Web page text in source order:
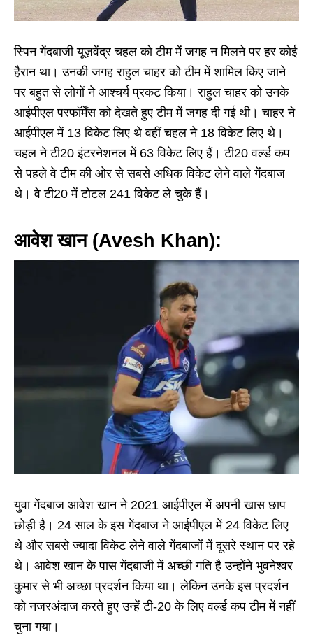
स्पिन गेंदबाजी यूज़वेंद्र चहल को टीम में जगह न मिलने पर हर कोई
हैरान था। उनकी जगह राहुल चाहर को टीम में शामिल किए जाने
पर बहुत से लोगों ने आश्चर्य प्रकट किया। राहुल चाहर को उनके
आईपीएल परफॉर्मेंस को देखते हुए टीम में जगह दी गई थी। चाहर ने
आईपीएल में 13 विकेट लिए थे वहीं चहल ने 18 विकेट लिए थे।
चहल ने टी20 इंटरनेशनल में 63 विकेट लिए हैं। टी20 वर्ल्ड कप
से पहले वे टीम की ओर से सबसे अधिक विकेट लेने वाले गेंदबाज
थे। वे टी20 में टोटल 241 विकेट ले चुके हैं।
आवेश खान (Avesh Khan):
युवा गेंदबाज आवेश खान ने 2021 आईपीएल में अपनी खास छाप
छोड़ी है। 24 साल के इस गेंदबाज ने आईपीएल में 24 विकेट लिए
थे और सबसे ज्यादा विकेट लेने वाले गेंदबाजों में दूसरे स्थान पर रहे
थे। आवेश खान के पास गेंदबाजी में अच्छी गति है उन्होंने भुवनेश्वर
कुमार से भी अच्छा प्रदर्शन किया था। लेकिन उनके इस प्रदर्शन
को नजरअंदाज करते हुए उन्हें टी-20 के लिए वर्ल्ड कप टीम में नहीं
चुना गया।